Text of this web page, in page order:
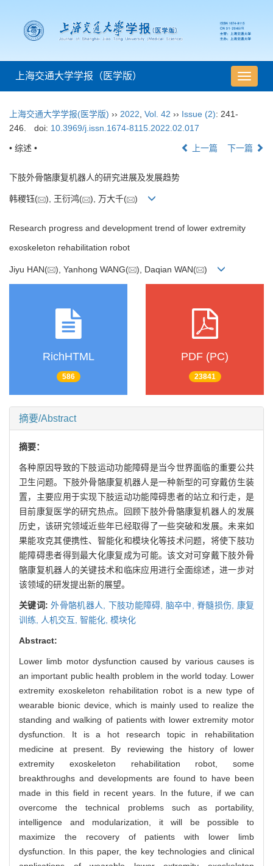
导
航
上海交通大学学报（医学版）
上海交通大学学报(医学版) ›› 2022 Vol. 42 ›› Issue (2): 241-
246.
doi: 10.3969/j.issn.1674-8115.2022.02.017
• 综述 • 上一篇 下一篇
下肢外骨骼康复机器人的研究进展及发展趋势
韩稷钰( ), 王衍鸿( ), 万大千( )
Research progress and development trend of lower extremity
exoskeleton rehabilitation robot
Jiyu HAN( ), Yanhong WANG( ), Daqian WAN( )
RichHTML
586
PDF (PC)
23841
摘要/Abstract
摘要：
各种原因导致的下肢运动功能障碍是当今世界面临的重要公共
卫生问题。下肢外骨骼康复机器人是一种新型的可穿戴仿生装
置，主要应用于实现下肢运动功能障碍患者的站立和行走，是
目前康复医学的研究热点。回顾下肢外骨骼康复机器人的发展
历史，该研究领域近些年已经取得了一些突破和发展。未来如
果能攻克其便携性、智能化和模块化等技术问题，将使下肢功
能障碍患者得到最大化康复成为可能。该文对可穿戴下肢外骨
骼康复机器人的关键技术和临床应用进行全面综述，进一步对
该领域的研发提出新的展望。
关键词:外骨骼机器人, 下肢功能障碍, 脑卒中,脊髓损伤, 康复
训练,
人机交互, 智能化, 模块化
Abstract:
Lower limb motor dysfunction caused by various causes is
an important public health problem in the world today. Lower
extremity exoskeleton rehabilitation robot is a new type of
wearable bionic device, which is mainly used to realize the
standing and walking of patients with lower extremity motor
dysfunction. It is a hot research topic in rehabilitation
medicine at present. By reviewing the history of lower
extremity exoskeleton rehabilitation robot, some
breakthroughs and developments are found to have been
made in this field in recent years. In the future, if we can
overcome the technical problems such as portability,
intelligence and modularization, it will be possible to
maximize the recovery of patients with lower limb
dysfunction. In this paper, the key technologies and clinical